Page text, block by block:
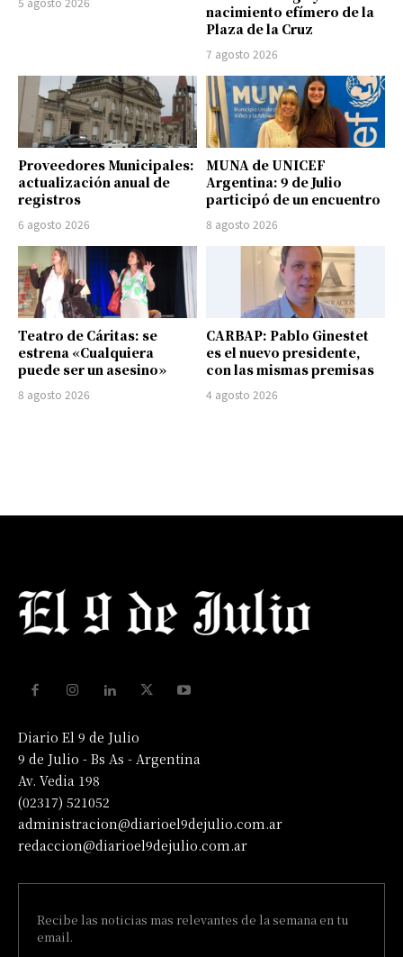
nacimiento efímero de la
Plaza de la Cruz
7 agosto 2026
Proveedores Municipales:
actualización anual de
registros
6 agosto 2026
MUNA de UNICEF
Argentina: 9 de Julio
participó de un encuentro
8 agosto 2026
Teatro de Cáritas: se
estrena «Cualquiera
puede ser un asesino»
8 agosto 2026
CARBAP: Pablo Ginestet
es el nuevo presidente,
con las mismas premisas
4 agosto 2026
Diario El 9 de Julio
9 de Julio - Bs As - Argentina
Av. Vedia 198
(02317) 521052
administracion@diarioel9dejulio.com.ar
redaccion@diarioel9dejulio.com.ar
Recibe las noticias mas relevantes de la semana en tu
email.